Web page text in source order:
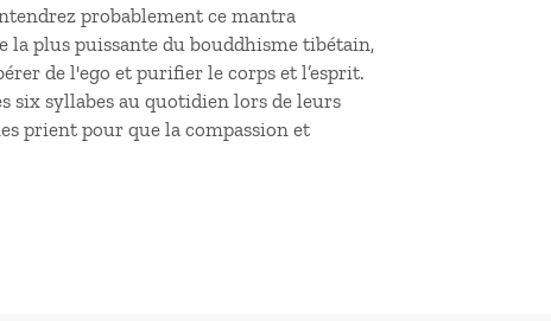
probablement ce mantra
la plus puissante du bouddhisme tibétain,
de l'ego et purifier le corps et l’esprit.
six syllabes au quotidien lors de leurs
prient pour que la compassion et